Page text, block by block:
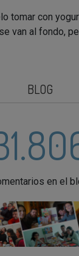
tomar con
van al fondo,
BLOG
en el